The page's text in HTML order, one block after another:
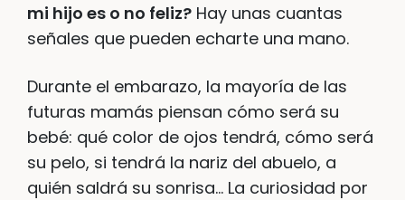
mi hijo es o no feliz? Hay unas cuantas
señales que pueden echarte una mano.
Durante el embarazo, la mayoría de las
futuras mamás piensan cómo será su
bebé: qué color de ojos tendrá, cómo será
su pelo, si tendrá la nariz del abuelo, a
quién saldrá su sonrisa… La curiosidad por